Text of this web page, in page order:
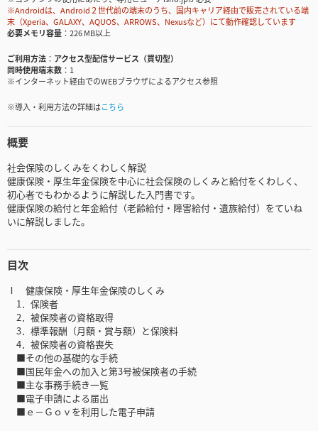
※Androidは、Android２世代前の端末のうち、国内キャリア経由で販売されている端
末（Xperia、GALAXY、AQUOS、ARROWS、Nexusなど）にて動作確認しています
必要メモリ容量
226 MB以上
ご利用方法
アクセス型配信サービス（買切型）
同時使用端末数
1
※インターネット経由でのWEBブラウザによるアクセス参照
※導入・利用方法の詳細はこちら
概要
社会保険のしくみをくわしく解説
健康保険・厚生年金保険を中心に社会保険のしくみと給付をくわしく、
初心者でもわかるように解説した入門書です。
健康保険の給付と年金給付（老齢給付・障害給付・遺族給付）をていね
いに解説しました。
目次
Ⅰ 健康保険・厚生年金保険のしくみ
1．保険者
2．被保険者の資格取得
3．標準報酬（月額・賞与額）と保険料
4．被保険者の資格喪失
■その他の基礎的な手続
■国民年金への加入と第3号被保険者の手続
■主な事務手続き一覧
■電子申請による届出
■ｅ－Ｇｏｖを利用した電子申請